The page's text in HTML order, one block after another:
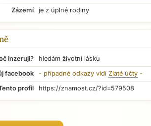
Zázemí
je z úplné rodiny
inzeruji?
hledám životní lásku
facebook
- případné odkazy vidí Zlaté účty -
profil
https://znamost.cz/?id=579508